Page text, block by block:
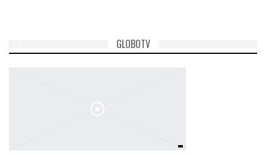
GLOBOTV